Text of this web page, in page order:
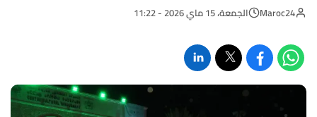
Maroc24 الجمعة، 15 ماي 2026 - 11:22